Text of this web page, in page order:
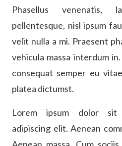
Phasellus venenatis,
pellentesque, nisl ipsum
velit nulla a mi. Praesent
vehicula massa interdum
consequat semper eu
platea dictumst.
Lorem ipsum dolor sit
adipiscing elit. Aenean